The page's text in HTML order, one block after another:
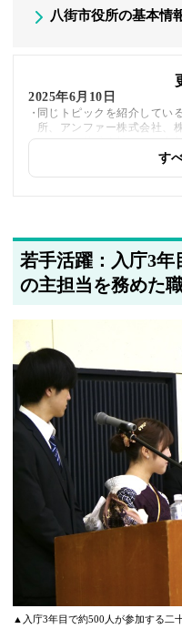
八街市役所の基本情
2025年6月10日
同じトピックを紹介してい
所、アンファー株式会社、
クラシコ株式会社」への内
す
若手活躍：入庁3年
の主担当を務めた
▲入庁3年目で約500人が参加する二